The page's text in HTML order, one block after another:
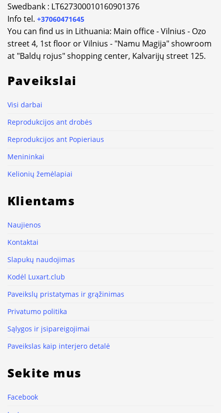
Swedbank : LT627300010160901376
Info tel. +37060471645
You can find us in Lithuania: Main office - Vilnius - Ozo
street 4, 1st floor or Vilnius - "Namu Magija" showroom
at "Baldų rojus" shopping center, Kalvarijų street 125.
Paveikslai
Visi darbai
Reprodukcijos ant drobės
Reprodukcijos ant Popieriaus
Menininkai
Kelionių žemėlapiai
Klientams
Naujienos
Kontaktai
Slapukų naudojimas
Kodėl Luxart.club
Paveikslų pristatymas ir grąžinimas
Privatumo politika
Sąlygos ir įsipareigojimai
Paveikslas kaip interjero detalė
Sekite mus
Facebook